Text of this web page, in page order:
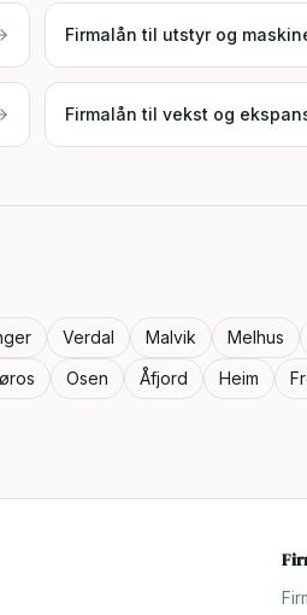
Firmalån til utstyr og
Firmalån til vekst og
Verdal Malvik Melhus
Osen Åfjord Heim